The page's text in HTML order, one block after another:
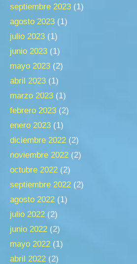
septiembre 2023 (1)
agosto 2023 (1)
julio 2023 (1)
junio 2023 (1)
mayo 2023 (2)
abril 2023 (1)
marzo 2023 (1)
febrero 2023 (2)
enero 2023 (1)
diciembre 2022 (2)
noviembre 2022 (2)
octubre 2022 (2)
septiembre 2022 (2)
agosto 2022 (1)
julio 2022 (2)
junio 2022 (2)
mayo 2022 (1)
abril 2022 (2)